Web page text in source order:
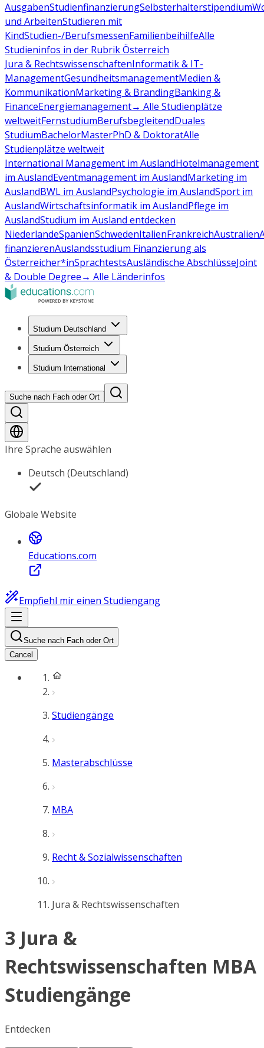
AusgabenStudienfinanzierungSelbsterhalterstipendium
und ArbeitenStudieren mit
KindStudien-/BerufsmessenFamilienbeihilfeAlle
Studieninfos in der Rubrik Österreich
Jura & RechtswissenschaftenInformatik & IT-
ManagementGesundheitsmanagementMedien &
KommunikationMarketing & BrandingBanking &
FinanceEnergiemanagement→ Alle Studienplätze
weltweitFernstudiumBerufsbegleitendDuales
StudiumBachelorMasterPhD & DoktoratAlle
Studienplätze weltweit
International Management im AuslandHotelmanagement
im AuslandEventmanagement im AuslandMarketing im
AuslandBWL im AuslandPsychologie im AuslandSport im
AuslandWirtschaftsinformatik im AuslandPflege im
AuslandStudium im Ausland entdecken
NiederlandeSpanienSchwedenItalienFrankreichAustralien
finanzierenAuslandsstudium Finanzierung als
Österreicher*inSprachtestsAusländische AbschlüsseJoint
& Double Degree→ Alle Länderinfos
Studium Deutschland
Studium Österreich
Studium International
Suche nach Fach oder Ort
Ihre Sprache auswählen
Deutsch (Deutschland)
Globale Website
Educations.com
Empfiehl mir einen Studiengang
Suche nach Fach oder Ort
Cancel
Studiengänge
Masterabschlüsse
MBA
Recht & Sozialwissenschaften
Jura & Rechtswissenschaften
3 Jura &
Rechtswissenschaften MBA
Studiengänge
Entdecken